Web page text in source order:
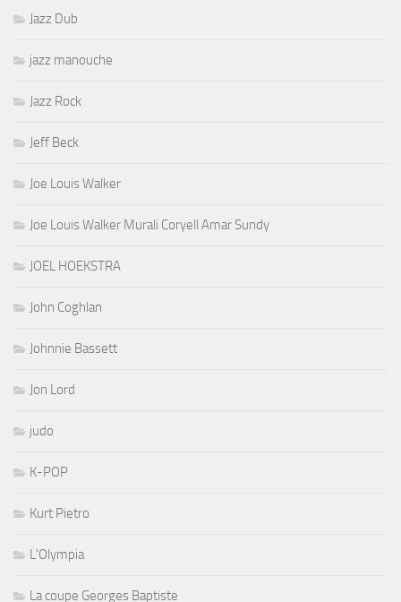
Jazz Dub
jazz manouche
Jazz Rock
Jeff Beck
Joe Louis Walker
Joe Louis Walker Murali Coryell Amar Sundy
JOEL HOEKSTRA
John Coghlan
Johnnie Bassett
Jon Lord
judo
K-POP
Kurt Pietro
L'Olympia
La coupe Georges Baptiste